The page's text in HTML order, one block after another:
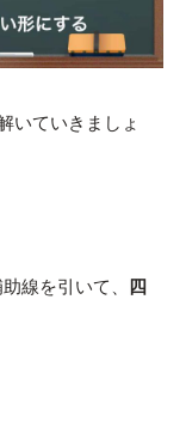
いていきましょ
線を引いて、
四